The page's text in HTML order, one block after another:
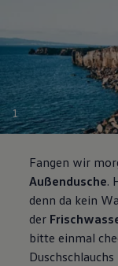
1
Fangen wir
Außendusche.
denn da kein
der
bitte einmal